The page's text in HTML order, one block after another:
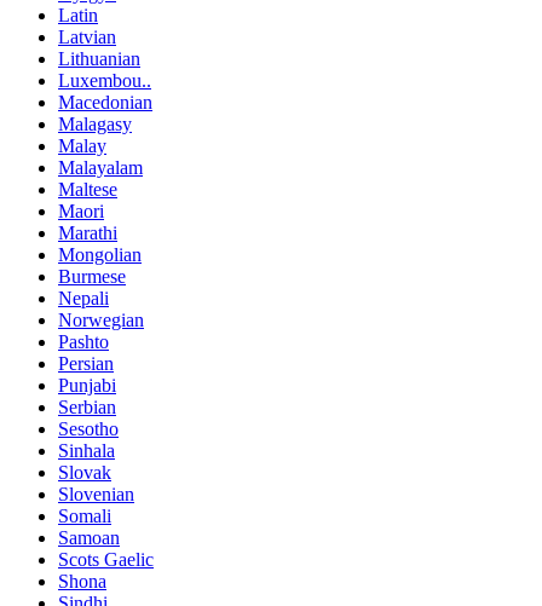
Latin
Latvian
Lithuanian
Luxembou..
Macedonian
Malagasy
Malay
Malayalam
Maltese
Maori
Marathi
Mongolian
Burmese
Nepali
Norwegian
Pashto
Persian
Punjabi
Serbian
Sesotho
Sinhala
Slovak
Slovenian
Somali
Samoan
Scots Gaelic
Shona